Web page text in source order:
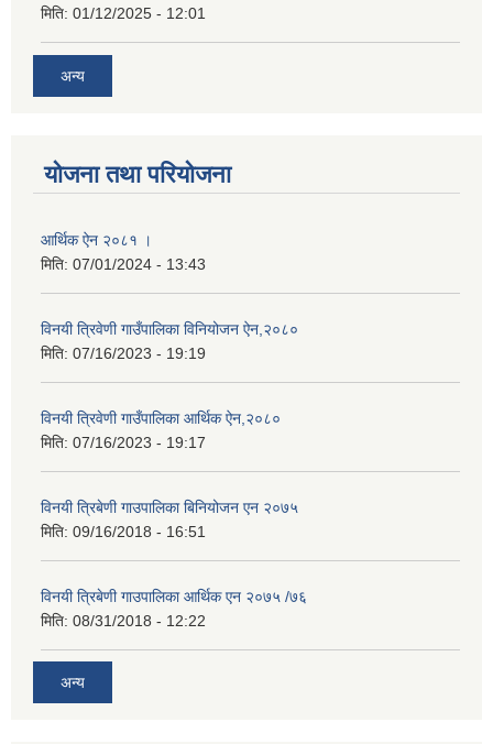
मिति: 01/12/2025 - 12:01
अन्य
योजना तथा परियोजना
आर्थिक ऐन २०८१ ।
मिति: 07/01/2024 - 13:43
विनयी त्रिवेणी गाउँपालिका विनियोजन ऐन,२०८०
मिति: 07/16/2023 - 19:19
विनयी त्रिवेणी गाउँपालिका आर्थिक ऐन,२०८०
मिति: 07/16/2023 - 19:17
विनयी त्रिबेणी गाउपालिका बिनियोजन एन २०७५
मिति: 09/16/2018 - 16:51
विनयी त्रिबेणी गाउपालिका आर्थिक एन २०७५ /७६
मिति: 08/31/2018 - 12:22
अन्य